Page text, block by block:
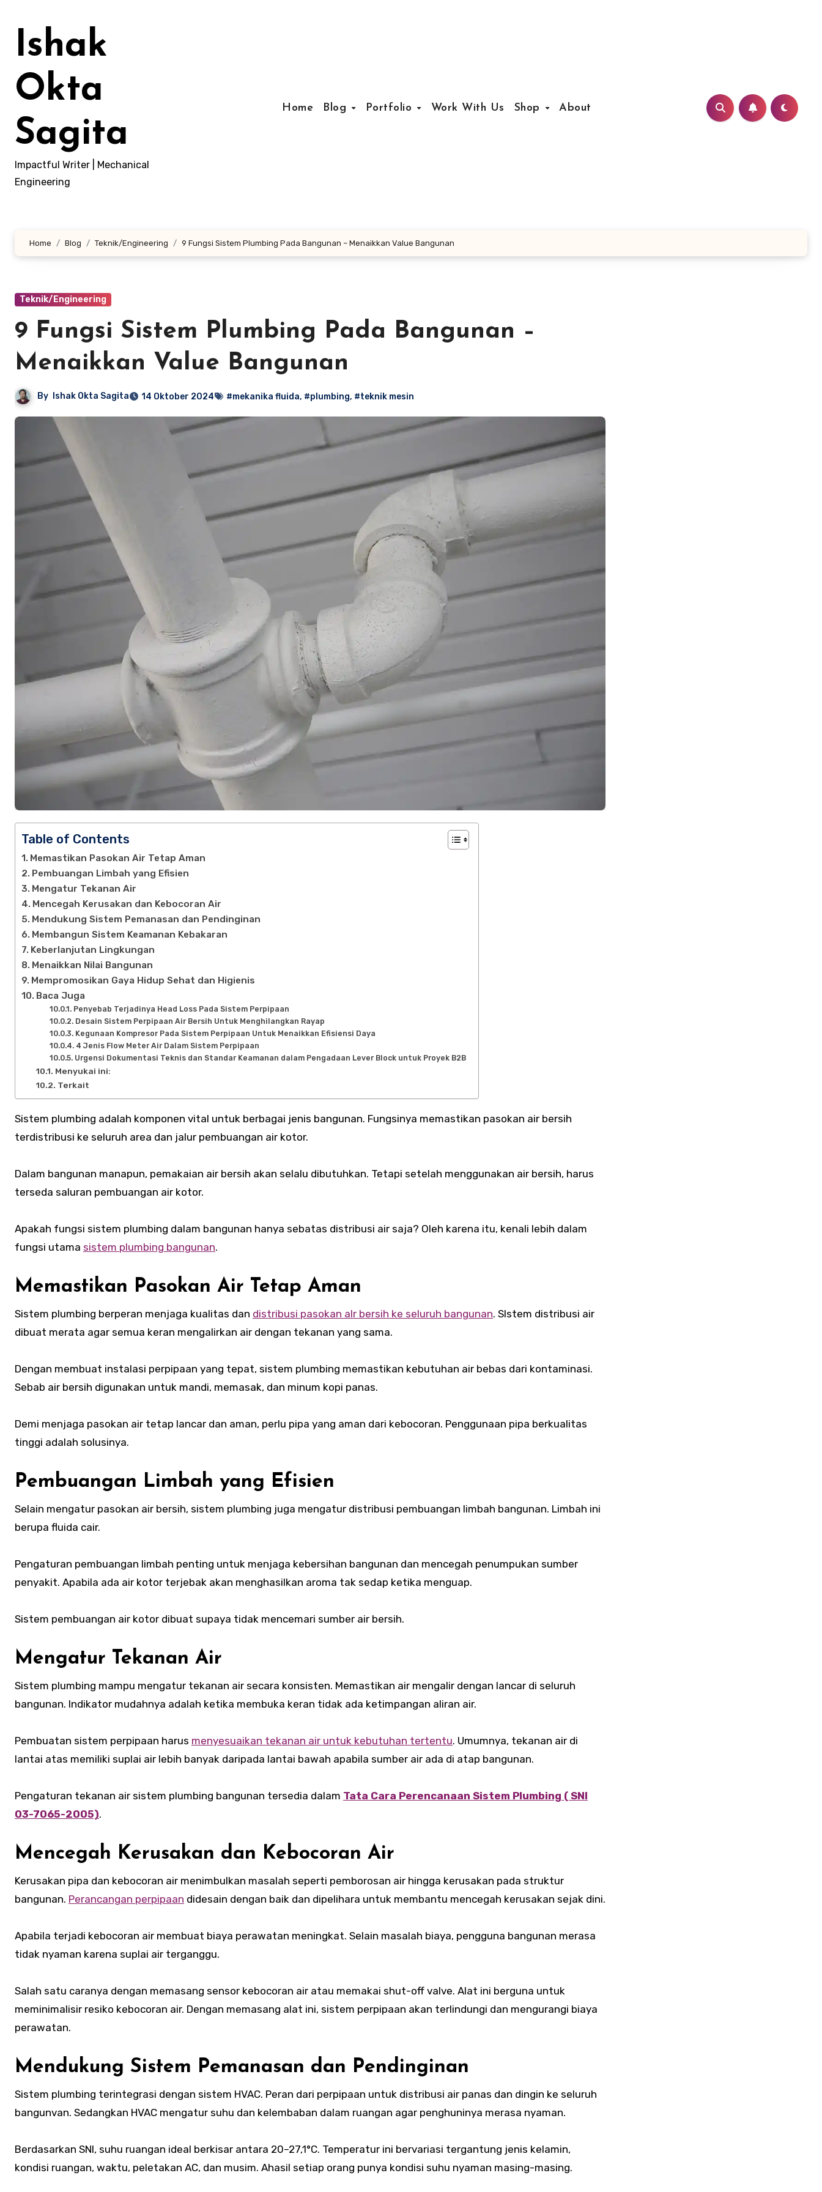
kontenIshak
Okta
Sagita
Impactful Writer | Mechanical
Engineering
Home Blog Portfolio Work With Us Shop About
Home Blog Teknik/Engineering 9 Fungsi Sistem Plumbing Pada Bangunan – Menaikkan Value Bangunan
Teknik/Engineering
9 Fungsi Sistem Plumbing Pada Bangunan –
Menaikkan Value Bangunan
By Ishak Okta Sagita 14 Oktober 2024 #mekanika fluida, #plumbing, #teknik mesin
Table of Contents
Memastikan Pasokan Air Tetap Aman
Pembuangan Limbah yang Efisien
Mengatur Tekanan Air
Mencegah Kerusakan dan Kebocoran Air
Mendukung Sistem Pemanasan dan Pendinginan
Membangun Sistem Keamanan Kebakaran
Keberlanjutan Lingkungan
Menaikkan Nilai Bangunan
Mempromosikan Gaya Hidup Sehat dan Higienis
Baca Juga
Penyebab Terjadinya Head Loss Pada Sistem Perpipaan
Desain Sistem Perpipaan Air Bersih Untuk Menghilangkan Rayap
Kegunaan Kompresor Pada Sistem Perpipaan Untuk Menaikkan Efisiensi Daya
4 Jenis Flow Meter Air Dalam Sistem Perpipaan
Urgensi Dokumentasi Teknis dan Standar Keamanan dalam Pengadaan Lever Block untuk Proyek B2B
Menyukai ini:
Terkait
Sistem plumbing adalah komponen vital untuk berbagai jenis bangunan. Fungsinya memastikan pasokan air bersih
terdistribusi ke seluruh area dan jalur pembuangan air kotor.
Dalam bangunan manapun, pemakaian air bersih akan selalu dibutuhkan. Tetapi setelah menggunakan air bersih, harus
terseda saluran pembuangan air kotor.
Apakah fungsi sistem plumbing dalam bangunan hanya sebatas distribusi air saja? Oleh karena itu, kenali lebih dalam
fungsi utama sistem plumbing bangunan.
Memastikan Pasokan Air Tetap Aman
Sistem plumbing berperan menjaga kualitas dan distribusi pasokan alr bersih ke seluruh bangunan. SIstem distribusi air
dibuat merata agar semua keran mengalirkan air dengan tekanan yang sama.
Dengan membuat instalasi perpipaan yang tepat, sistem plumbing memastikan kebutuhan air bebas dari kontaminasi.
Sebab air bersih digunakan untuk mandi, memasak, dan minum kopi panas.
Demi menjaga pasokan air tetap lancar dan aman, perlu pipa yang aman dari kebocoran. Penggunaan pipa berkualitas
tinggi adalah solusinya.
Pembuangan Limbah yang Efisien
Selain mengatur pasokan air bersih, sistem plumbing juga mengatur distribusi pembuangan limbah bangunan. Limbah ini
berupa fluida cair.
Pengaturan pembuangan limbah penting untuk menjaga kebersihan bangunan dan mencegah penumpukan sumber
penyakit. Apabila ada air kotor terjebak akan menghasilkan aroma tak sedap ketika menguap.
Sistem pembuangan air kotor dibuat supaya tidak mencemari sumber air bersih.
Mengatur Tekanan Air
Sistem plumbing mampu mengatur tekanan air secara konsisten. Memastikan air mengalir dengan lancar di seluruh
bangunan. Indikator mudahnya adalah ketika membuka keran tidak ada ketimpangan aliran air.
Pembuatan sistem perpipaan harus menyesuaikan tekanan air untuk kebutuhan tertentu. Umumnya, tekanan air di
lantai atas memiliki suplai air lebih banyak daripada lantai bawah apabila sumber air ada di atap bangunan.
Pengaturan tekanan air sistem plumbing bangunan tersedia dalam Tata Cara Perencanaan Sistem Plumbing ( SNI
03-7065-2005).
Mencegah Kerusakan dan Kebocoran Air
Kerusakan pipa dan kebocoran air menimbulkan masalah seperti pemborosan air hingga kerusakan pada struktur
bangunan. Perancangan perpipaan didesain dengan baik dan dipelihara untuk membantu mencegah kerusakan sejak dini.
Apabila terjadi kebocoran air membuat biaya perawatan meningkat. Selain masalah biaya, pengguna bangunan merasa
tidak nyaman karena suplai air terganggu.
Salah satu caranya dengan memasang sensor kebocoran air atau memakai shut-off valve. Alat ini berguna untuk
meminimalisir resiko kebocoran air. Dengan memasang alat ini, sistem perpipaan akan terlindungi dan mengurangi biaya
perawatan.
Mendukung Sistem Pemanasan dan Pendinginan
Sistem plumbing terintegrasi dengan sistem HVAC. Peran dari perpipaan untuk distribusi air panas dan dingin ke seluruh
bangunvan. Sedangkan HVAC mengatur suhu dan kelembaban dalam ruangan agar penghuninya merasa nyaman.
Berdasarkan SNI, suhu ruangan ideal berkisar antara 20–27,1°C. Temperatur ini bervariasi tergantung jenis kelamin,
kondisi ruangan, waktu, peletakan AC, dan musim. Ahasil setiap orang punya kondisi suhu nyaman masing-masing.